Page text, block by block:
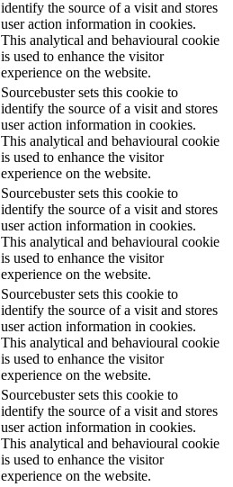
identify the source of a visit and stores
user action information in cookies.
This analytical and behavioural cookie
is used to enhance the visitor
experience on the website.
Sourcebuster sets this cookie to
identify the source of a visit and stores
user action information in cookies.
This analytical and behavioural cookie
is used to enhance the visitor
experience on the website.
Sourcebuster sets this cookie to
identify the source of a visit and stores
user action information in cookies.
This analytical and behavioural cookie
is used to enhance the visitor
experience on the website.
Sourcebuster sets this cookie to
identify the source of a visit and stores
user action information in cookies.
This analytical and behavioural cookie
is used to enhance the visitor
experience on the website.
Sourcebuster sets this cookie to
identify the source of a visit and stores
user action information in cookies.
This analytical and behavioural cookie
is used to enhance the visitor
experience on the website.